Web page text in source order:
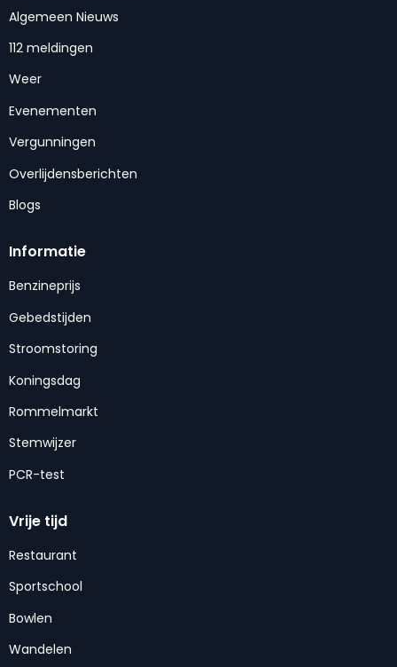
Algemeen Nieuws
112 meldingen
Weer
Evenementen
Vergunningen
Overlijdensberichten
Blogs
Informatie
Benzineprijs
Gebedstijden
Stroomstoring
Koningsdag
Rommelmarkt
Stemwijzer
PCR-test
Vrije tijd
Restaurant
Sportschool
Bowlen
Wandelen